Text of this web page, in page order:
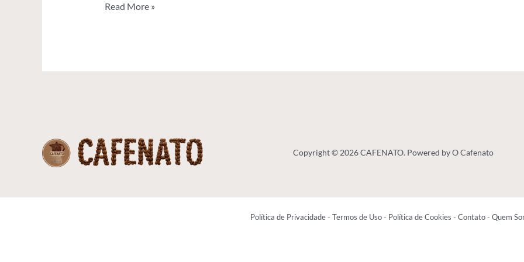
Read More »
Copyright © 2026 CAFENATO. Powered by O Cafenato
Política de Privacidade- Termos de Uso- Política de Cookies - Contato- Quem